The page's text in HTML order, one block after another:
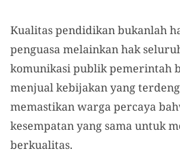
Kualitas pendidikan bukanlah
penguasa melainkan hak
komunikasi publik pemerintah
menjual kebijakan yang
memastikan warga percaya
kesempatan yang sama untuk
berkualitas.